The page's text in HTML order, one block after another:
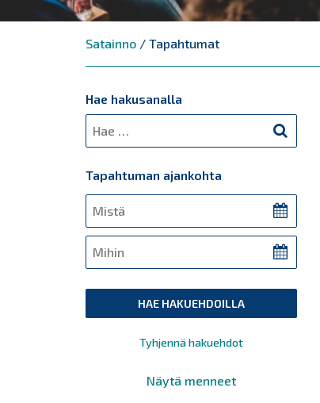
Satainno/ Tapahtumat
Hae hakusanalla
Tapahtuman ajankohta
Tyhjennä hakuehdot
Näytä menneet